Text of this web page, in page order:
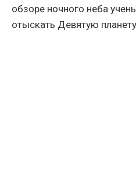
обзоре ночного неба
отыскать Девятую